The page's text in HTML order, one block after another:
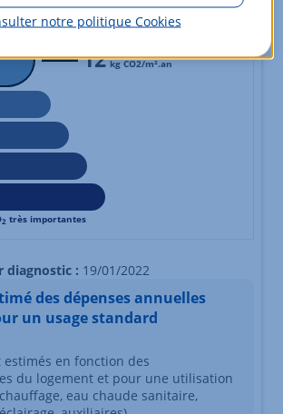
12 kg CO2/m².an
2 très importantes
diagnostic : 19/01/2022
des dépenses annuelles
un usage standard
estimés en fonction des
du logement et pour une utilisation
eau chaude sanitaire,
notre politique Cookies